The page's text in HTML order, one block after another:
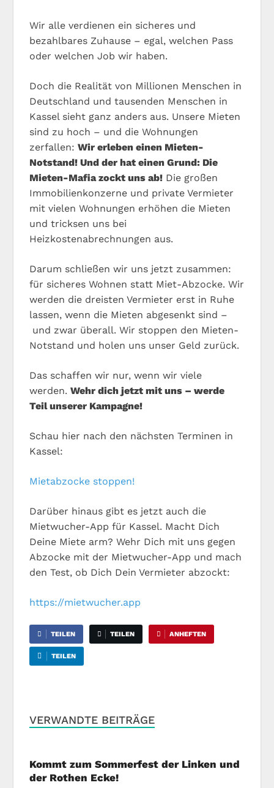
Wir alle verdienen ein sicheres und
bezahlbares Zuhause – egal, welchen Pass
oder welchen Job wir haben.
Doch die Realität von Millionen Menschen in
Deutschland und tausenden Menschen in
Kassel sieht ganz anders aus. Unsere Mieten
sind zu hoch – und die Wohnungen
zerfallen:Wir erleben einen Mieten-
Notstand! Und der hat einen Grund: Die
Mieten-Mafia zockt uns ab! Die großen
Immobilienkonzerne und private Vermieter
mit vielen Wohnungen erhöhen die Mieten
und tricksen uns bei
Heizkostenabrechnungen aus.
Darum schließen wir uns jetzt zusammen:
für sicheres Wohnen statt Miet-Abzocke. Wir
werden die dreisten Vermieter erst in Ruhe
lassen, wenn die Mieten abgesenkt sind –
und zwar überall. Wir stoppen den Mieten-
Notstand und holen uns unser Geld zurück.
Das schaffen wir nur, wenn wir viele
werden.Wehr dich jetzt mit uns – werde
Teil unserer Kampagne!
Schau hier nach den nächsten Terminen in
Kassel:
Mietabzocke stoppen!
Darüber hinaus gibt es jetzt auch die
Mietwucher-App für Kassel. Macht Dich
Deine Miete arm? Wehr Dich mit uns gegen
Abzocke mit der Mietwucher-App und mach
den Test, ob Dich Dein Vermieter abzockt:
https://mietwucher.app
TEILEN TEILEN ANHEFTEN
TEILEN
VERWANDTE BEITRÄGE
Kommt zum Sommerfest der Linken und
der Rothen Ecke!